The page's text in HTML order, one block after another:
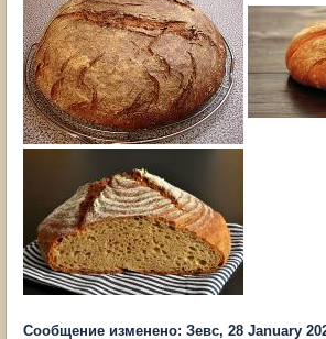
Сообщение изменено: Зевс, 28 January